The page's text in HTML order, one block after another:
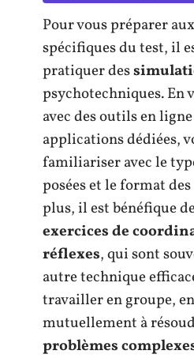
Pour vous préparer
spécifiques du test, il
pratiquer des
psychotechniques. En
avec des outils en
applications dédiées,
familiariser avec le
posées et le format
plus, il est bénéfique
exercices de
réflexes, qui sont
autre technique
travailler en groupe,
mutuellement à
problèmes